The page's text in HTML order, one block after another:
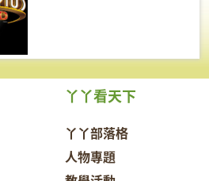
丫丫看天下
丫丫部落格
人物專題